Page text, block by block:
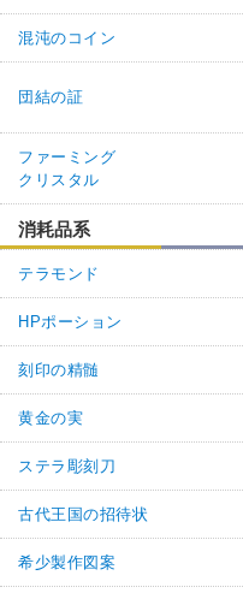
混沌のコイン
団結の証
ファーミング
クリスタル
消耗品系
テラモンド
HPポーション
刻印の精髄
黄金の実
ステラ彫刻刀
古代王国の招待状
希少製作図案